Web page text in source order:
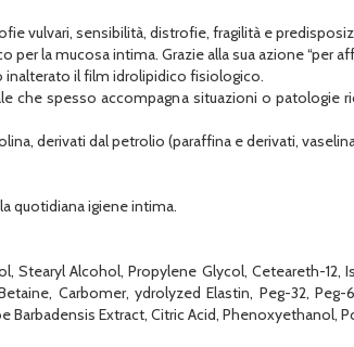
vulvari, sensibilità, distrofie, fragilità e
la mucosa intima. Grazie alla sua azione
il film idrolipidico fisiologico.
che spesso accompagna situazioni o
derivati dal petrolio (paraffina e derivati,
quotidiana igiene intima.
Stearyl Alcohol, Propylene Glycol, Ceteareth-
Carbomer, ydrolyzed Elastin, Peg-32,
Extract, Citric Acid, Phenoxyethanol,